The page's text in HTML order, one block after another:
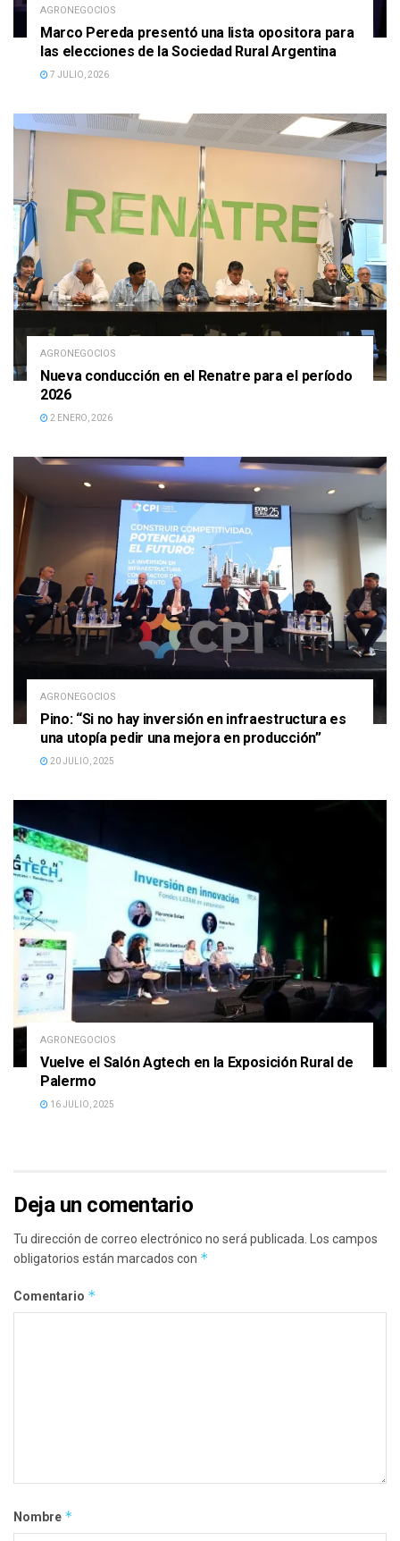
AGRONEGOCIOS
Marco Pereda presentó una lista opositora para
las elecciones de la Sociedad Rural Argentina
7 JULIO, 2026
AGRONEGOCIOS
Nueva conducción en el Renatre para el período
2026
2 ENERO, 2026
AGRONEGOCIOS
Pino: “Si no hay inversión en infraestructura es
una utopía pedir una mejora en producción”
20 JULIO, 2025
AGRONEGOCIOS
Vuelve el Salón Agtech en la Exposición Rural de
Palermo
16 JULIO, 2025
Deja un comentario
Tu dirección de correo electrónico no será publicada.
Los campos
obligatorios están marcados con *
Comentario *
Nombre *